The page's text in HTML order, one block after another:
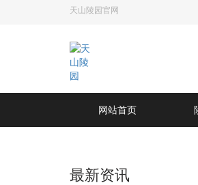
天山陵园官网
网站首页
最新资讯